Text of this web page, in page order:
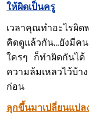
ให้ผิดเป็นครู
เวลาคุณทำอะไรผิด
คิดดูแล้วกัน…ยังมีค
ใครๆ ก็ทำผิดกันไ
ความล้มเหลวไว้บ้
ก่อน
ลุกขึ้นมาเปลี่ยนแปล